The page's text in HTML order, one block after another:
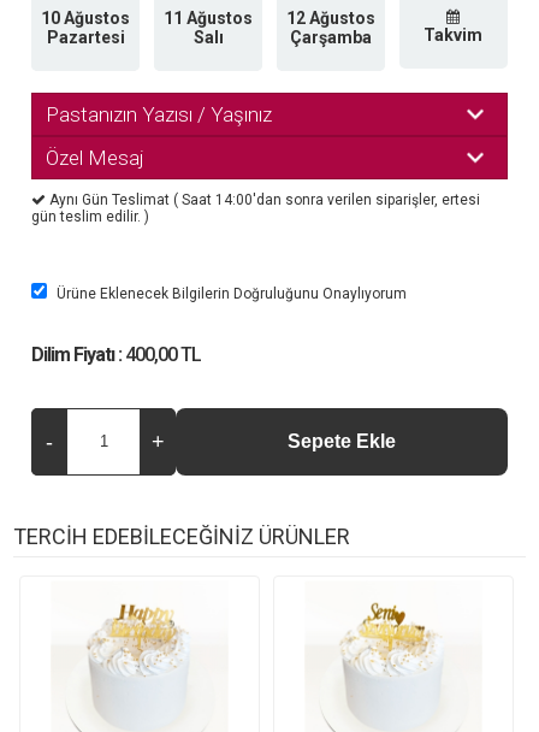
10 Ağustos
Pazartesi
11 Ağustos
Salı
12 Ağustos
Çarşamba
Takvim
Pastanızın Yazısı / Yaşınız
Özel Mesaj
Aynı Gün Teslimat ( Saat 14:00'dan sonra verilen siparişler, ertesi
gün teslim edilir. )
Ürüne Eklenecek Bilgilerin Doğruluğunu Onaylıyorum
Dilim Fiyatı : 400,00 TL
TERCİH EDEBİLECEĞİNİZ ÜRÜNLER